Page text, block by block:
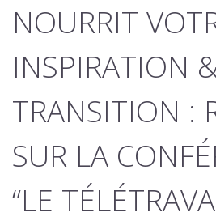
NOURRIT
INSPIRATION
TRANSITION :
SUR LA
“LE